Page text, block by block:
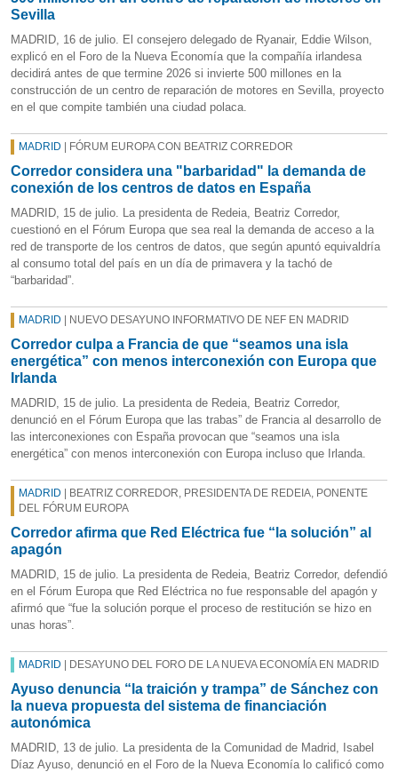
Sevilla
MADRID, 16 de julio. El consejero delegado de Ryanair, Eddie Wilson,
explicó en el Foro de la Nueva Economía que la compañía irlandesa
decidirá antes de que termine 2026 si invierte 500 millones en la
construcción de un centro de reparación de motores en Sevilla, proyecto
en el que compite también una ciudad polaca.
MADRID | FÓRUM EUROPA CON BEATRIZ CORREDOR
Corredor considera una "barbaridad" la demanda de
conexión de los centros de datos en España
MADRID, 15 de julio. La presidenta de Redeia, Beatriz Corredor,
cuestionó en el Fórum Europa que sea real la demanda de acceso a la
red de transporte de los centros de datos, que según apuntó equivaldría
al consumo total del país en un día de primavera y la tachó de
“barbaridad”.
MADRID | NUEVO DESAYUNO INFORMATIVO DE NEF EN MADRID
Corredor culpa a Francia de que “seamos una isla
energética” con menos interconexión con Europa que
Irlanda
MADRID, 15 de julio. La presidenta de Redeia, Beatriz Corredor,
denunció en el Fórum Europa que las trabas” de Francia al desarrollo de
las interconexiones con España provocan que “seamos una isla
energética” con menos interconexión con Europa incluso que Irlanda.
MADRID | BEATRIZ CORREDOR, PRESIDENTA DE REDEIA, PONENTE
DEL FÓRUM EUROPA
Corredor afirma que Red Eléctrica fue “la solución” al
apagón
MADRID, 15 de julio. La presidenta de Redeia, Beatriz Corredor, defendió
en el Fórum Europa que Red Eléctrica no fue responsable del apagón y
afirmó que “fue la solución porque el proceso de restitución se hizo en
unas horas”.
MADRID | DESAYUNO DEL FORO DE LA NUEVA ECONOMÍA EN MADRID
Ayuso denuncia “la traición y trampa” de Sánchez con
la nueva propuesta del sistema de financiación
autonómica
MADRID, 13 de julio. La presidenta de la Comunidad de Madrid, Isabel
Díaz Ayuso, denunció en el Foro de la Nueva Economía lo calificó como